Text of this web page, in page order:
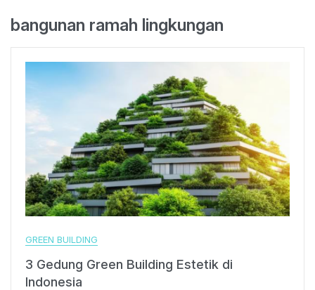
bangunan ramah lingkungan
GREEN BUILDING
3 Gedung Green Building Estetik di
Indonesia